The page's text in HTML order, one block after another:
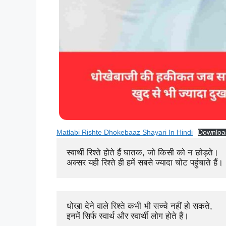
Matlabi Rishte Dhokebaaz Shayari In Hindi
स्वार्थी रिश्ते होते हैं घातक, जो किसी को न छोड़ते।
अक्सर यही रिश्ते ही हमें सबसे ज्यादा चोट पहुंचाते हैं।
धोखा देने वाले रिश्ते कभी भी सच्चे नहीं हो सकते,
इनमें सिर्फ स्वार्थ और स्वार्थी लोग होते हैं।